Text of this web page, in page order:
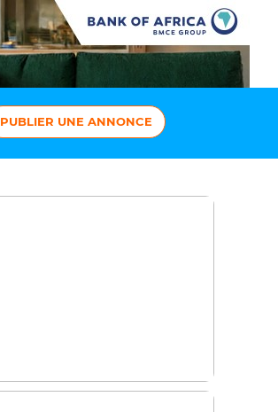
PUBLIER UNE ANNONCE